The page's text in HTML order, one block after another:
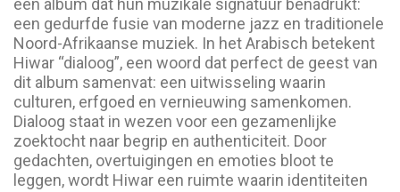
een album dat hun muzikale signatuur benadrukt:
een gedurfde fusie van moderne jazz en traditionele
Noord-Afrikaanse muziek. In het Arabisch betekent
Hiwar “dialoog”, een woord dat perfect de geest van
dit album samenvat: een uitwisseling waarin
culturen, erfgoed en vernieuwing samenkomen.
Dialoog staat in wezen voor een gezamenlijke
zoektocht naar begrip en authenticiteit. Door
gedachten, overtuigingen en emoties bloot te
leggen, wordt Hiwar een ruimte waarin identiteiten